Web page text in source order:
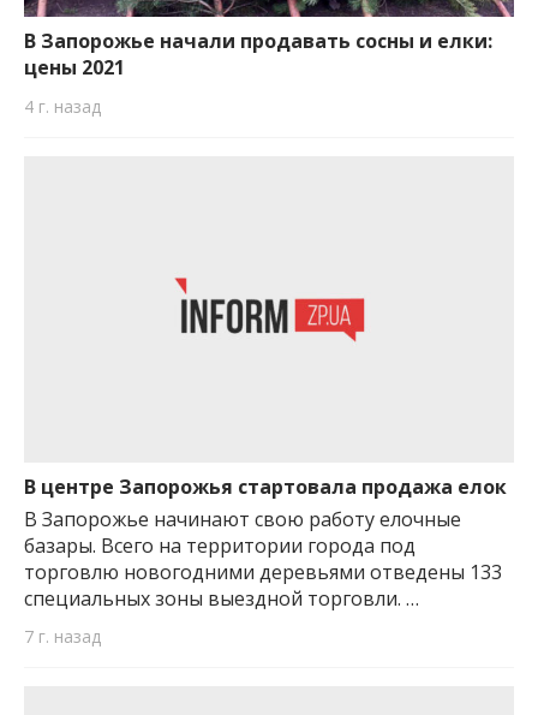
важную информацию о событиях
города Запорожья и области.
В Запорожье начали продавать сосны и елки:
цены 2021
4 г. назад
В центре Запорожья стартовала продажа елок
В Запорожье начинают свою работу елочные
базары. Всего на территории города под
торговлю новогодними деревьями отведены 133
специальных зоны выездной торговли. …
7 г. назад